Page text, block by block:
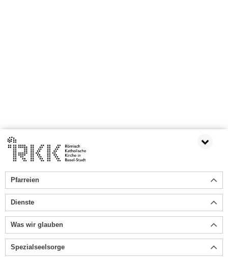
Pfarreien
Dienste
Was wir glauben
Spezialseelsorge